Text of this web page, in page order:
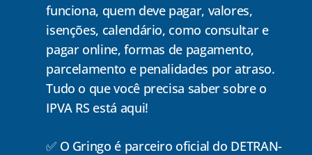
funciona, quem deve pagar, valores,
isenções, calendário, como consultar e
pagar online, formas de pagamento,
parcelamento e penalidades por atraso.
Tudo o que você precisa saber sobre o
IPVA RS está aqui!
✅ O Gringo é parceiro oficial do DETRAN-